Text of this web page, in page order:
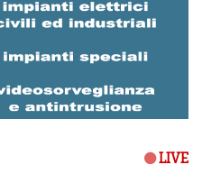
LIVE